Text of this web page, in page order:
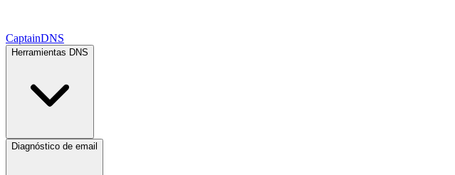
CaptainDNS
Herramientas DNS
Diagnóstico de email